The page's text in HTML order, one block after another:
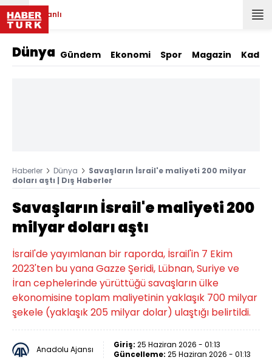
Canlı
Dünya Gündem Ekonomi Spor Magazin Kadın
Haberler Dünya
Savaşların İsrail'e maliyeti 200 milyar
doları aştı | Dış Haberler
Savaşların İsrail'e maliyeti 200
milyar doları aştı
İsrail'de yayımlanan bir raporda, İsrail'in 7 Ekim
2023'ten bu yana Gazze Şeridi, Lübnan, Suriye ve
İran cephelerinde yürüttüğü savaşların ülke
ekonomisine toplam maliyetinin yaklaşık 700 milyar
şekele (yaklaşık 205 milyar dolar) ulaştığı belirtildi.
Anadolu Ajansı Giriş: 25 Haziran 2026 - 01:13
Güncelleme: 25 Haziran 2026 - 01:13